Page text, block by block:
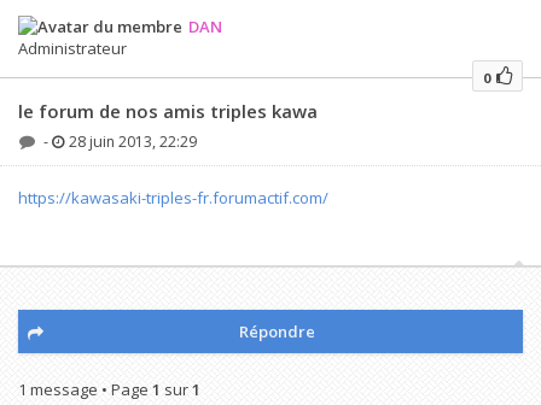
DAN
Administrateur
le forum de nos amis triples kawa
- 28 juin 2013, 22:29
https://kawasaki-triples-fr.forumactif.com/
0
Répondre
1 message • Page 1 sur1